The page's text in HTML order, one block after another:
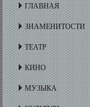
ГЛАВНАЯ
ЗНАМЕНИТОСТИ
ТЕАТР
КИНО
МУЗЫКА